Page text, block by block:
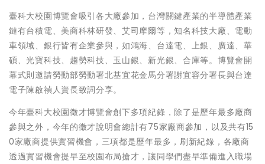
臺科大校園博覽會吸引各大廠參加，台灣關鍵產業的半導體產業
鏈有台積電、美商科林研發、艾司摩爾等，知名科技大廠、電動
車領域、銀行皆有企業參與，如鴻海、台達電、上銀、廣達、華
碩、光寶科技、趨勢科技、玉山銀、新光銀、合庫等。博覽會開
幕式則邀請勞動部勞動署北基宜花金馬分署謝宜容分署長與台達
電子陳啟禎人資長致詞分享。
今年臺科大校園徵才博覽會創下多項紀錄，除了是歷年最多廠商
參與之外，今年的徵才說明會總計有75家廠商參加，以及共有15
0家廠商提供實習機會，三項都是歷年最多，刷新紀錄，各廠商
透過實習機會提早至校園布局搶才，讓同學們盡早準備進入職場